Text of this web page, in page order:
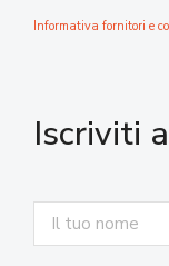
Informativa fornitori e
Iscriviti